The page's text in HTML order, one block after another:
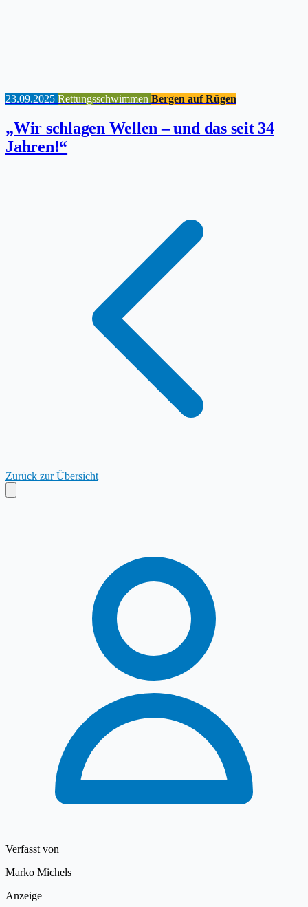
23.09.2025 Rettungsschwimmen Bergen auf Rügen
„Wir schlagen Wellen – und das seit 34
Jahren!“
Zurück zur Übersicht
Verfasst von
Marko Michels
Anzeige